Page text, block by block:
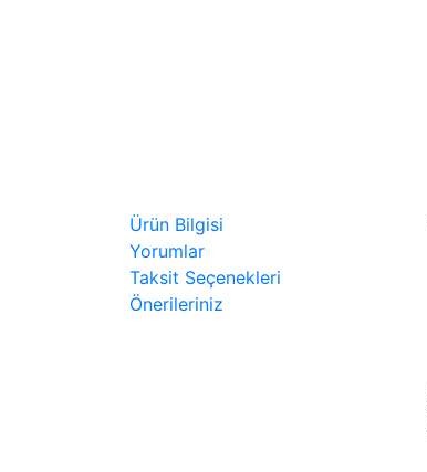
Ürün Bilgisi
Yorumlar
Taksit Seçenekleri
Önerileriniz